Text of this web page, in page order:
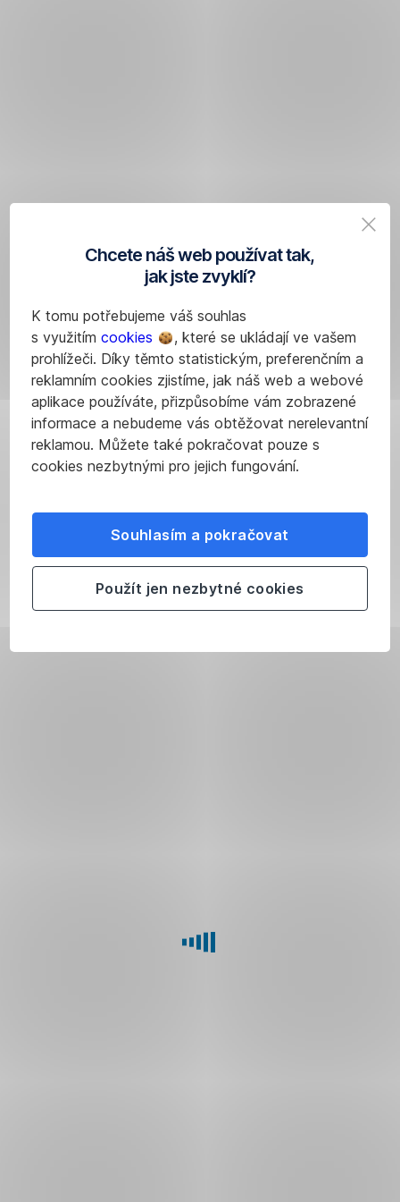
Chcete náš web používat tak,
jak jste zvyklí?
K tomu potřebujeme váš souhlas
s využitím cookies
, které se ukládají ve vašem
prohlížeči. Díky těmto statistickým, preferenčním a
reklamním cookies zjistíme, jak náš web a webové
aplikace používáte, přizpůsobíme vám zobrazené
informace a nebudeme vás obtěžovat nerelevantní
reklamou. Můžete také pokračovat pouze s
cookies nezbytnými pro jejich fungování.
Souhlasím a pokračovat
Použít jen nezbytné cookies